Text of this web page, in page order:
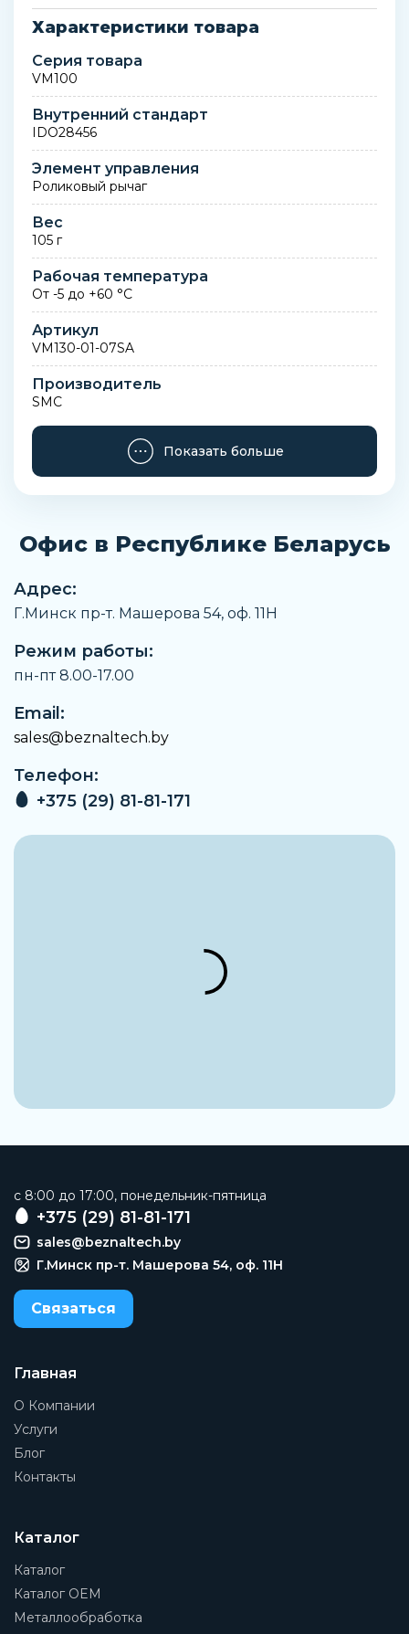
Характеристики товара
Серия товара
VM100
Внутренний стандарт
IDO28456
Элемент управления
Роликовый рычаг
Вес
105 г
Рабочая температура
От -5 до +60 °C
Артикул
VM130-01-07SA
Производитель
SMC
Максимальное рабочее давление
Тип резьбы
Функция распределителя
Тип управления
Механическое
Количество линий и позиций
3/2 лин./поз.
Материал уплотнения
1/8
Присоединение 2
4,6 мм
Заказать
Показать больше
Офис в Республике Беларусь
Адрес:
Г.Минск пр-т. Машерова 54, оф. 11H
Режим работы:
пн-пт 8.00-17.00
Email:
sales@beznaltech.by
Телефон:
+375 (29) 81-81-171
c 8:00 до 17:00, понедельник-пятница
+375 (29) 81-81-171
sales@beznaltech.by
Г.Минск пр-т. Машерова 54, оф. 11H
Связаться
Главная
О Компании
Услуги
Блог
Контакты
Каталог
Каталог
Каталог OEM
Металлообработка